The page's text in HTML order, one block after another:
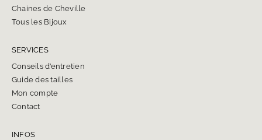
Chaines de Cheville
Tous les Bijoux
SERVICES
Conseils d’entretien
Guide des tailles
Mon compte
Contact
INFOS